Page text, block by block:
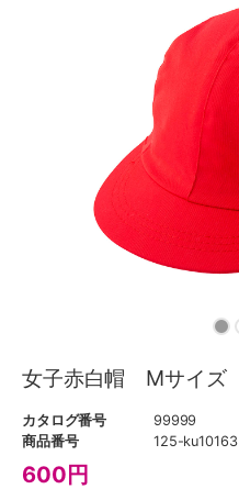
女子赤白帽 Mサイズ
カタログ番号
99999
商品番号
125-ku10163
600 円